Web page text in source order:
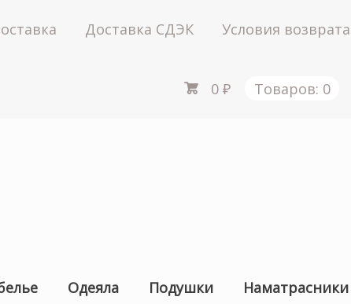
Доставка СДЭК Условия возврата
0₽ Товаров: 0
Одеяла Подушки Наматрасники